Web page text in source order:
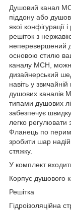
Душовий канал
піддону або
якої
решіток з
неперевершений
основою стилю
каналу МСН,
дизайнерський
навіть у
душових каналів
типами душових
забезпечує
легко регулювати
Фланець по
зробити шар
стяжку.
У комплект
Корпус душового
Решітка
Гідроізоляційна